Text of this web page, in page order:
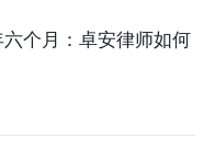
个月：卓安律师如何